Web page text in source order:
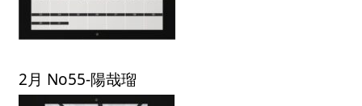
2月 No55-陽哉瑠